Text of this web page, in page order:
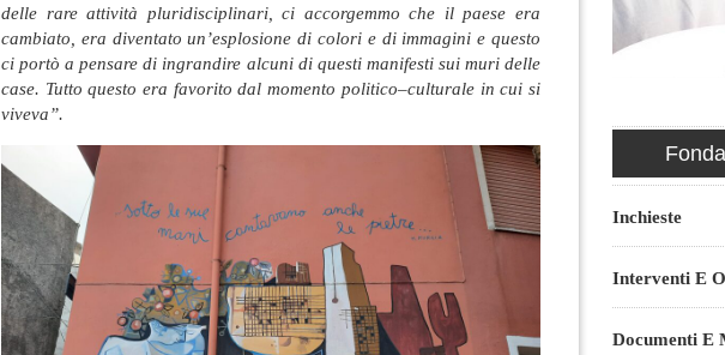
delle rare attività pluridisciplinari, ci accorgemmo che il paese era
cambiato, era diventato un’esplosione di colori e di immagini e questo
ci portò a pensare di ingrandire alcuni di questi manifesti sui muri delle
case. Tutto questo era favorito dal momento politico–culturale in cui si
viveva”.
Inchieste
Interventi E
Documenti E